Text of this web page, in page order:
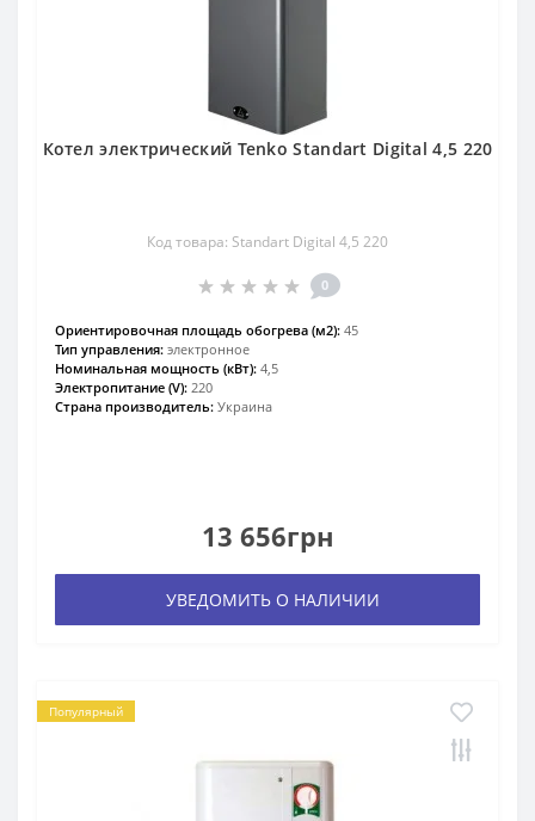
Котел электрический Tenko Standart Digital 4,5 220
Код товара: Standart Digital 4,5 220
0
Ориентировочная площадь обогрева (м2): 45
Тип управления: электронное
Номинальная мощность (кВт): 4,5
Электропитание (V): 220
Страна производитель: Украина
13 656грн
УВЕДОМИТЬ О НАЛИЧИИ
Популярный